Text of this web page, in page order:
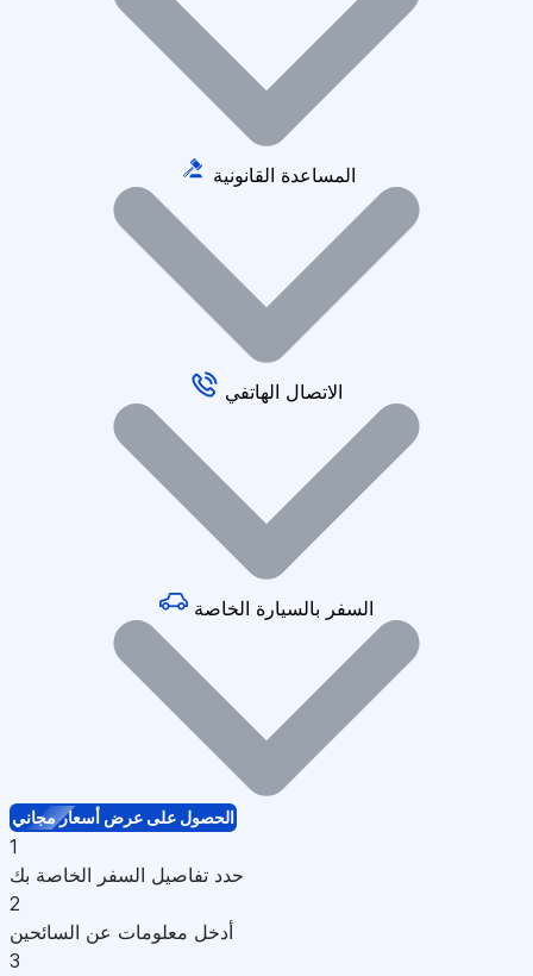
المساعدة القانونية
الاتصال الهاتفي
السفر بالسيارة الخاصة
الحصول على عرض أسعار مجاني
1
حدد تفاصيل السفر الخاصة بك
2
أدخل معلومات عن السائحين
3